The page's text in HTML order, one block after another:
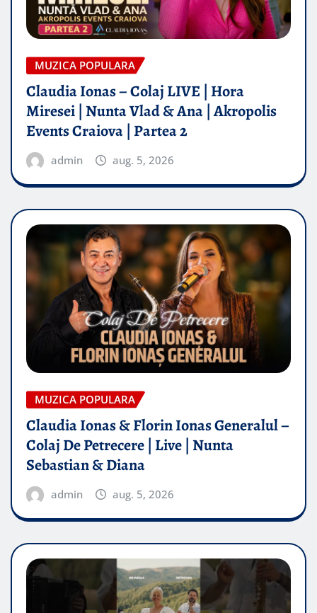
MUZICA POPULARA
Claudia Ionas – Colaj LIVE | Hora
Miresei | Nunta Vlad & Ana | Akropolis
Events Craiova | Partea 2
admin aug. 5, 2026
MUZICA POPULARA
Claudia Ionas & Florin Ionas Generalul –
Colaj De Petrecere | Live | Nunta
Sebastian & Diana
admin aug. 5, 2026